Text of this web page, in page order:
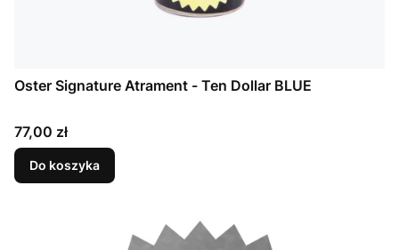
Oster Signature Atrament - Ten Dollar BLUE
Cena
77,00 zł
Do koszyka